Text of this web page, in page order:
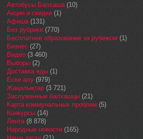
Автобусы Балхаша (10)
Акции и скидки (1)
Афиша (131)
Без рубрики (770)
Бесплатное образование за рубежом (1)
Бизнес (27)
Видео (3 460)
Выборы (2)
Доставка еды (1)
Еске алу (979)
Жаңалықтар (3 721)
Заслуженные балхашцы (21)
Карта коммунальных проблем (5)
Конкурсы (14)
Лента (8 878)
Народные новости (165)